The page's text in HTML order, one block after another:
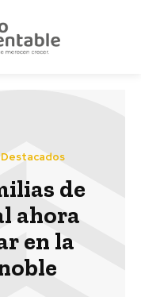
Destacados
de
ahora
en la